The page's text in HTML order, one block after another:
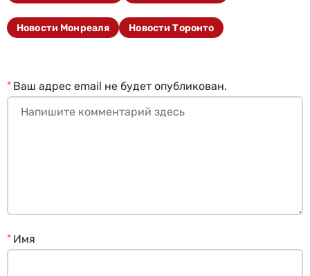
Новости Монреаля Новости Торонто
Ваш адрес email не будет опубликован.
*
Имя
*